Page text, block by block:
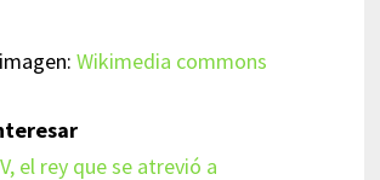
Wikimedia commons
el rey que se atrevió a